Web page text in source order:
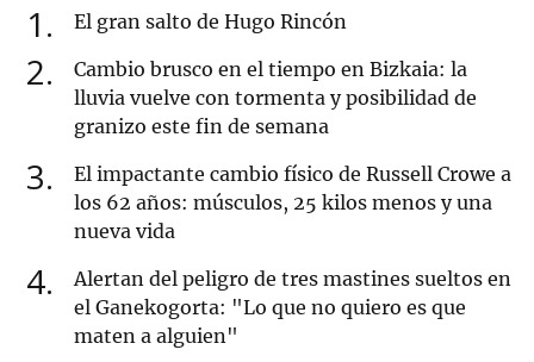
1 El gran salto de Hugo Rincón
2
Cambio brusco en el tiempo en Bizkaia: la
lluvia vuelve con tormenta y posibilidad de
granizo este fin de semana
3
El impactante cambio físico de Russell Crowe a
los 62 años: músculos, 25 kilos menos y una
nueva vida
4
Alertan del peligro de tres mastines sueltos en
el Ganekogorta: "Lo que no quiero es que
maten a alguien"